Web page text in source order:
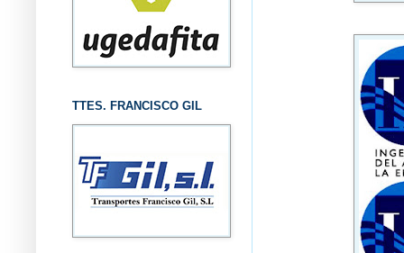
TTES. FRANCISCO GIL